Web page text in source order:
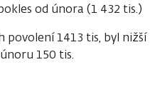
od února (1 432 tis.)
1413 tis, byl nižší
150 tis.